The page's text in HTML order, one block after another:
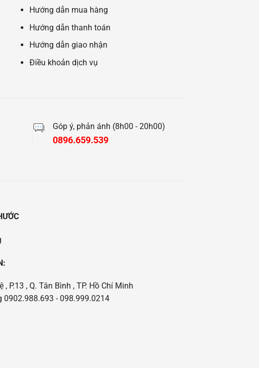
Hướng dẫn mua hàng
Hướng dẫn thanh toán
Hướng dẫn giao nhận
Điều khoản dịch vụ
Góp ý, phản ánh (8h00 - 20h00)
0896.659.539
, P.13 , Q. Tân Bình , TP. Hồ Chí Minh
0902.988.693 - 098.999.0214